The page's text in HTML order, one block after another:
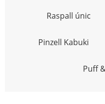
Raspall únic
Pinzell Kabuki
Puff